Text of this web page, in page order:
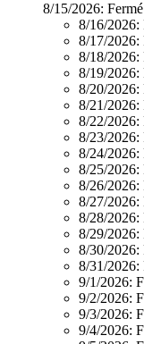
8/15/2026: Fermé
8/16/2026:
8/17/2026:
8/18/2026:
8/19/2026:
8/20/2026:
8/21/2026:
8/22/2026:
8/23/2026:
8/24/2026:
8/25/2026:
8/26/2026:
8/27/2026:
8/28/2026:
8/29/2026:
8/30/2026:
8/31/2026:
9/1/2026:
9/2/2026:
9/3/2026:
9/4/2026: